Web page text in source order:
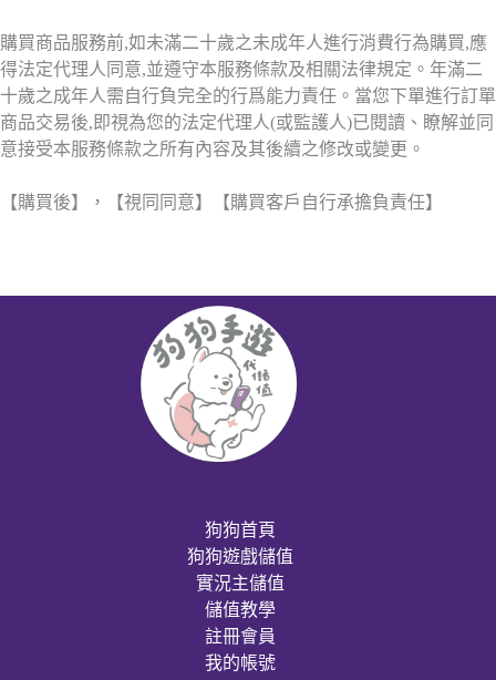
購買商品服務前,如未滿二十歲之未成年人進行消費行為購買,應
得法定代理人同意,並遵守本服務條款及相關法律規定。年滿二
十歲之成年人需自行負完全的行爲能力責任。當您下單進行訂單
商品交易後,即視為您的法定代理人(或監護人)已閱讀、瞭解並同
意接受本服務條款之所有內容及其後續之修改或變更。
【購買後】，【視同同意】【購買客戶自行承擔負責任】
狗狗首頁
狗狗遊戲儲值
實況主儲值
儲值教學
註冊會員
我的帳號